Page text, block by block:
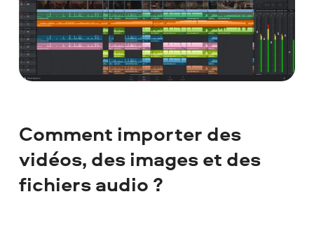
Comment importer des
vidéos, des images et des
fichiers audio ?